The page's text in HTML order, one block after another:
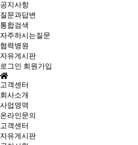
공지사항
질문과답변
통합검색
자주하시는질문
협력병원
자유게시판
로그인 회원가입
고객센터
회사소개
사업영역
온라인문의
고객센터
자유게시판